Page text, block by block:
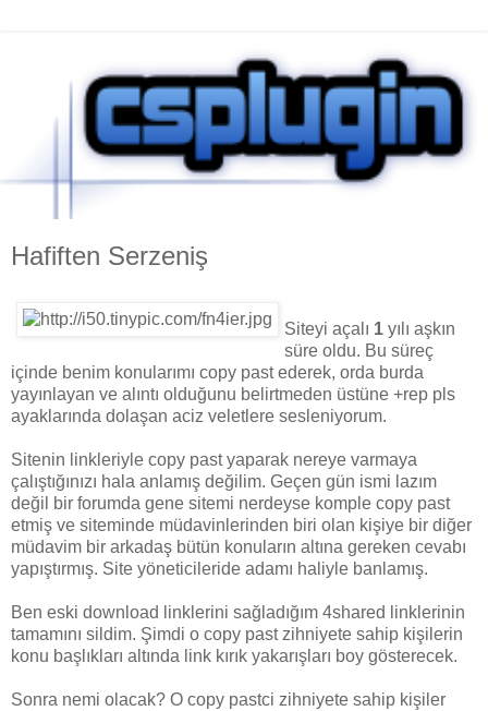
Hafiften Serzeniş
Siteyi açalı 1 yılı aşkın
süre oldu. Bu süreç
içinde benim konularımı copy past ederek, orda burda
yayınlayan ve alıntı olduğunu belirtmeden üstüne +rep pls
ayaklarında dolaşan aciz veletlere sesleniyorum.
Sitenin linkleriyle copy past yaparak nereye varmaya
çalıştığınızı hala anlamış değilim. Geçen gün ismi lazım
değil bir forumda gene sitemi nerdeyse komple copy past
etmiş ve siteminde müdavinlerinden biri olan kişiye bir diğer
müdavim bir arkadaş bütün konuların altına gereken cevabı
yapıştırmış. Site yöneticileride adamı haliyle banlamış.
Ben eski download linklerini sağladığım 4shared linklerinin
tamamını sildim. Şimdi o copy past zihniyete sahip kişilerin
konu başlıkları altında link kırık yakarışları boy gösterecek.
Sonra nemi olacak? O copy pastci zihniyete sahip kişiler